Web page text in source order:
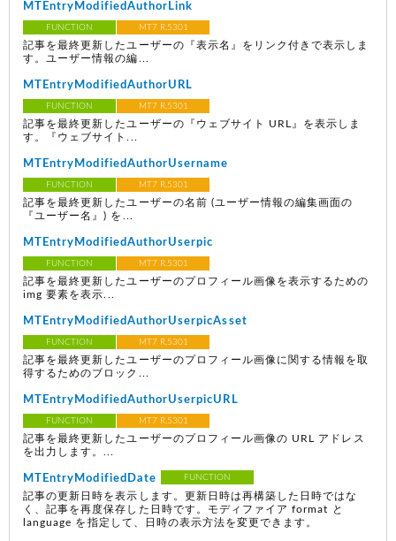
MTEntryModifiedAuthorLink
FUNCTION MT7 R.5301
記事を最終更新したユーザーの『表示名』をリンク付きで表示しま
す。ユーザー情報の編...
MTEntryModifiedAuthorURL
FUNCTION MT7 R.5301
記事を最終更新したユーザーの『ウェブサイト URL』を表示しま
す。『ウェブサイト...
MTEntryModifiedAuthorUsername
FUNCTION MT7 R.5301
記事を最終更新したユーザーの名前 (ユーザー情報の編集画面の
『ユーザー名』) を...
MTEntryModifiedAuthorUserpic
FUNCTION MT7 R.5301
記事を最終更新したユーザーのプロフィール画像を表示するための
img 要素を表示...
MTEntryModifiedAuthorUserpicAsset
FUNCTION MT7 R.5301
記事を最終更新したユーザーのプロフィール画像に関する情報を取
得するためのブロック...
MTEntryModifiedAuthorUserpicURL
FUNCTION MT7 R.5301
記事を最終更新したユーザーのプロフィール画像の URL アドレス
を出力します。...
MTEntryModifiedDate FUNCTION
記事の更新日時を表示します。更新日時は再構築した日時ではな
く、記事を再度保存した日時です。モディファイア format と
language を指定して、日時の表示方法を変更できます。